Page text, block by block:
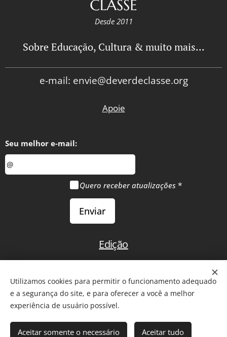
Desde 2011
Sobre Educação, Cultura & muito mais...
e-mail: envie@deverdeclasse.org
Apoie
Seu melhor e-mail:
Quero receber atualizações
Enviar
Edição
2011-2026 - Todos os direitos reservados. Reprodução de
Utilizamos cookies para permitir o funcionamento adequado
e a segurança do site, e para oferecer a você a melhor
experiência de usuário possível.
Aceitar somente o necessário Aceitar tudo